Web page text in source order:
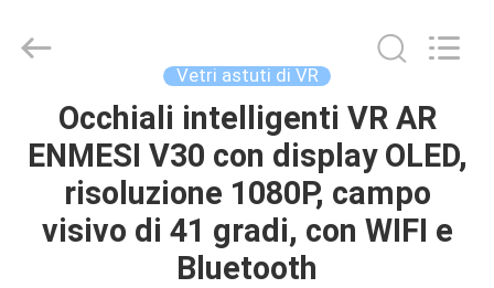
CASA
PRODOTTI
Technology
Vetri astuti di VR
Occhiali intelligenti VR AR
ENMESI V30 con display OLED,
risoluzione 1080P, campo
visivo di 41 gradi, con WIFI e
Bluetooth